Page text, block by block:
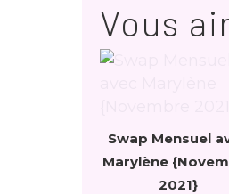
Vous
Swap Mensuel
Marylène
2021}